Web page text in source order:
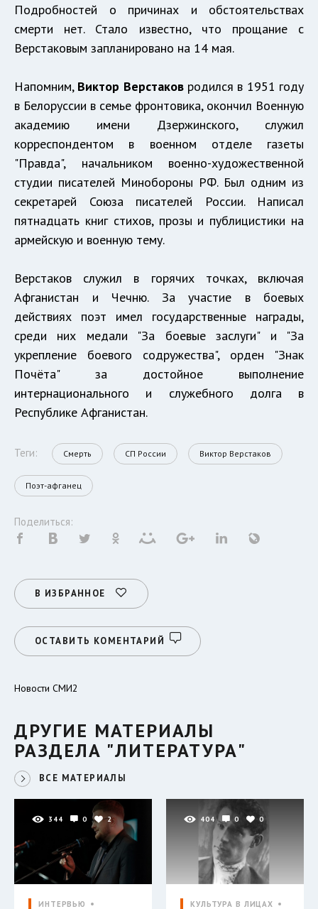
Подробностей о причинах и обстоятельствах
смерти нет. Стало известно, что прощание с
Верстаковым запланировано на 14 мая.
Напомним, Виктор Верстаковродился в 1951 году
в Белоруссии в семье фронтовика, окончил Военную
академию имени Дзержинского, служил
корреспондентом в военном отделе газеты
"Правда", начальником военно-художественной
студии писателей Минобороны РФ. Был одним из
секретарей Союза писателей России. Написал
пятнадцать книг стихов, прозы и публицистики на
армейскую и военную тему.
Верстаков служил в горячих точках, включая
Афганистан и Чечню. За участие в боевых
действиях поэт имел государственные награды,
среди них медали "За боевые заслуги" и "За
укрепление боевого содружества", орден "Знак
Почёта" за достойное выполнение
интернационального и служебного долга в
Республике Афганистан.
Теги: Смерть СП России Виктор Верстаков
Поэт-афганец
Поделиться:
В ИЗБРАННОЕ
ОСТАВИТЬ КОМЕНТАРИЙ
Новости СМИ2
ДРУГИЕ МАТЕРИАЛЫ
РАЗДЕЛА "ЛИТЕРАТУРА"
ВСЕ МАТЕРИАЛЫ
344 0 2
ИНТЕРВЬЮ
404 0 0
КУЛЬТУРА В ЛИЦАХ